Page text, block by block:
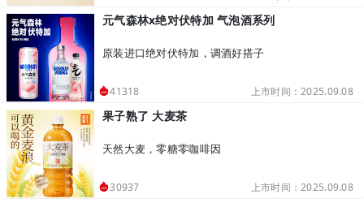
元气森林x绝对伏特加 气泡酒系列
原装进口绝对伏特加，调酒好搭子
41318 上市时间：2025.09.08
果子熟了 大麦茶
天然大麦，零糖零咖啡因
30937 上市时间：2025.09.08